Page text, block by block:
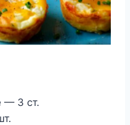
— 3 ст.